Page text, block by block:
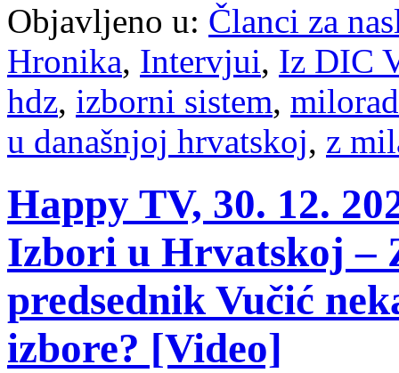
Objavljeno u: Članci za
Hronika, Intervjui, Iz DIC
hdz, izborni sistem,
u današnjoj hrvatskoj, z
Happy TV, 30. 12.
Izbori u Hrvatskoj –
predsednik Vučić
izbore? [Video]